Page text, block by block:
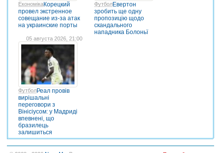
ЕкономікаКорецкий
провел экстренное
совещание из-за атак
на украинские порты
ФутболЕвертон
зробить ще одну
пропозицію щодо
скандального
нападника Болоньї
05 августа 2026, 21:00
ФутболРеал провів
вирішальні
переговори з
Вінісіусом: у Мадриді
впевнені, що
бразилець
залишиться